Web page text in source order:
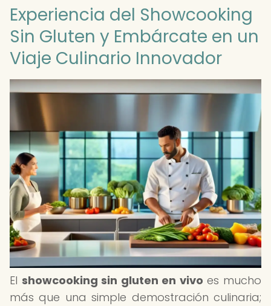
Experiencia del Showcooking
Sin Gluten y Embárcate en un
Viaje Culinario Innovador
El showcooking sin gluten en vivo es mucho
más que una simple demostración culinaria;